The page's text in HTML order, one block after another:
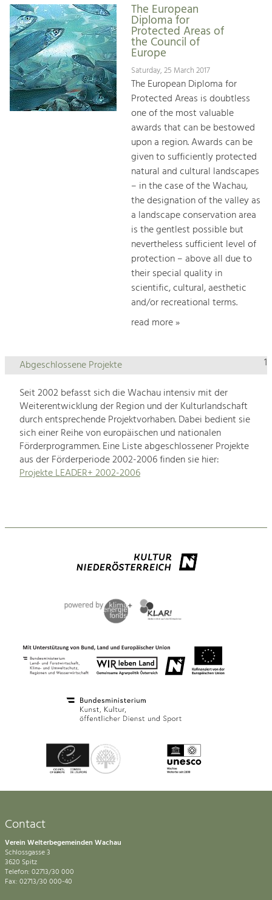
The European
Diploma for
Protected Areas of
the Council of
Europe
Saturday, 25 March 2017
The European Diploma for
Protected Areas is doubtless
one of the most valuable
awards that can be bestowed
upon a region. Awards can be
given to sufficiently protected
natural and cultural landscapes
– in the case of the Wachau,
the designation of the valley as
a landscape conservation area
is the gentlest possible but
nevertheless sufficient level of
protection – above all due to
their special quality in
scientific, cultural, aesthetic
and/or recreational terms.
read more »
1
Abgeschlossene Projekte
Seit 2002 befasst sich die Wachau intensiv mit der
Weiterentwicklung der Region und der Kulturlandschaft
durch entsprechende Projektvorhaben. Dabei bedient sie
sich einer Reihe von europäischen und nationalen
Förderprogrammen. Eine Liste abgeschlossener Projekte
aus der Förderperiode 2002-2006 finden sie hier:
Projekte LEADER+ 2002-2006
Contact
Verein Welterbegemeinden Wachau
Schlossgasse 3
3620 Spitz
Telefon: 02713/30 000
Fax: 02713/30 000-40